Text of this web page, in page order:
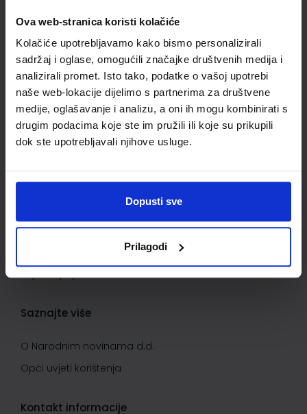
Ova web-stranica koristi kolačiće
Kolačiće upotrebljavamo kako bismo personalizirali
sadržaj i oglase, omogućili značajke društvenih medija i
analizirali promet. Isto tako, podatke o vašoj upotrebi
naše web-lokacije dijelimo s partnerima za društvene
medije, oglašavanje i analizu, a oni ih mogu kombinirati s
drugim podacima koje ste im pružili ili koje su prikupili
dok ste upotrebljavali njihove usluge.
Dopusti sve
Prilagodi
Korisnički račun
Status/Povijest narudžbi
Informacije o dostavi
Povrat proizvoda i reklamacije
Kontaktirajte nas
Kako kupovati
Privatnost i sigurnost podataka
Uvjeti kupnje
Saznajte više
O Narodnim novinama d.d.
Opći uvjeti korištenja
Kontakt informacije